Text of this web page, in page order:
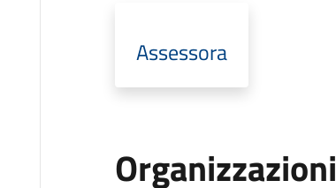
Assessora
Organizzazioni